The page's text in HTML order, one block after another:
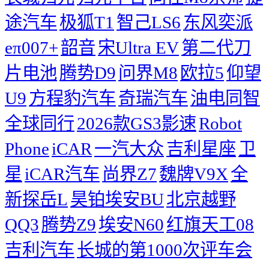
途汽车极狐T1 智己LS6 东风奕派
eπ007+韶音 宋Ultra EV第二代刀
片电池腾势D9 问界M8 欧拉5仰望
U9 方程豹汽车奇瑞汽车油电同智
全球同行2026款GS3影速Robot
PhoneiCAR一汽大众吉利星座 卫
星 iCAR汽车 尚界Z7魏牌V9X全
新探岳L 昊铂埃安BU北京越野
QQ3腾势Z9埃安N60红旗天工08
吉利汽车长城的第1000次评车会